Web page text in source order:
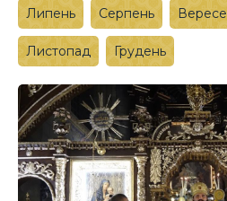
Липень Серпень
Листопад Грудень